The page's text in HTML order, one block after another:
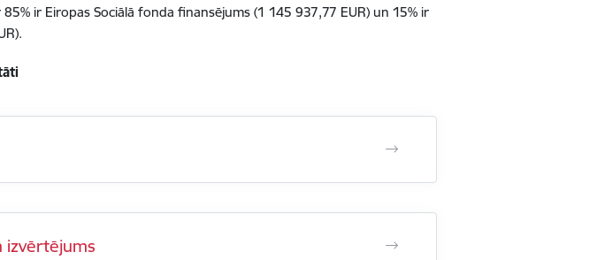
ir Eiropas Sociālā fonda finansējums (1 145 937,77 EUR) un 15% ir
izvērtējums